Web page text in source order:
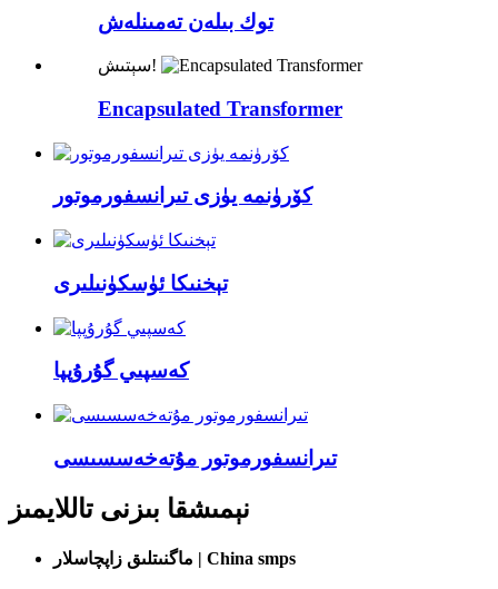
توك بىلەن تەمىنلەش
سېتىش!
Encapsulated Transformer
كۆرۈنمە يۈزى تىرانسفورموتور
تېخنىكا ئۈسكۈنىلىرى
كەسپىي گۇرۇپپا
تىرانسفورموتور مۇتەخەسسىسى
نېمىشقا بىزنى تاللايمىز
ماگنىتلىق زاپچاسلار | China smps